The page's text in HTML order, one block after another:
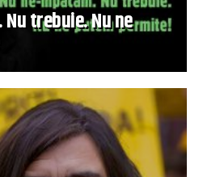
trebuie. Nu ne